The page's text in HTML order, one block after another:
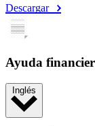
Descargar
Ayuda
Inglés